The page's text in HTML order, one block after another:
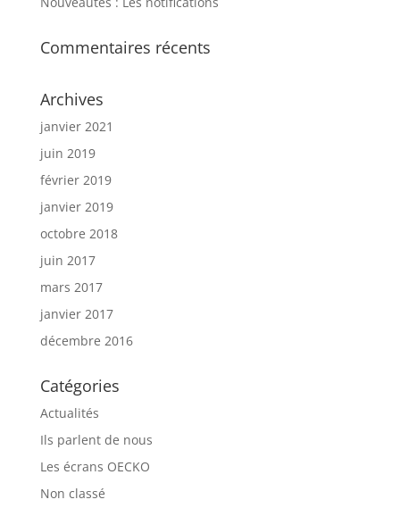
Commentaires récents
Archives
janvier 2021
juin 2019
février 2019
janvier 2019
octobre 2018
juin 2017
mars 2017
janvier 2017
décembre 2016
Catégories
Actualités
Ils parlent de nous
Les écrans OECKO
Non classé